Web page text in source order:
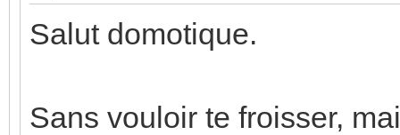
Salut domotique.
Sans vouloir te froisser,